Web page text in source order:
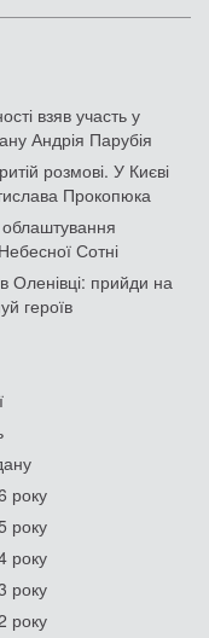
взяв участь у
Андрія Парубія
розмові. У Києві
Прокопюка
облаштування
Сотні
Оленівці: прийди на
героїв
року
року
року
року
року